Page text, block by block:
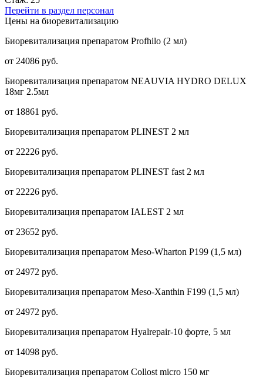
Перейти в раздел персонал
Цены на биоревитализацию
Биоревитализация препаратом Profhilo (2 мл)
от 24086 руб.
Биоревитализация препаратом NEAUVIA HYDRO DELUX
18мг 2.5мл
от 18861 руб.
Биоревитализация препаратом PLINEST 2 мл
от 22226 руб.
Биоревитализация препаратом PLINEST fast 2 мл
от 22226 руб.
Биоревитализация препаратом IALEST 2 мл
от 23652 руб.
Биоревитализация препаратом Meso-Wharton P199 (1,5 мл)
от 24972 руб.
Биоревитализация препаратом Meso-Xanthin F199 (1,5 мл)
от 24972 руб.
Биоревитализация препаратом Hyalrepair-10 форте, 5 мл
от 14098 руб.
Биоревитализация препаратом Collost micro 150 мг